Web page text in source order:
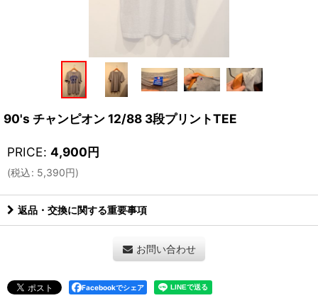
90's チャンピオン 12/88 3段プリントTEE
PRICE: 4,900円
(税込: 5,390円)
返品・交換に関する重要事項
お問い合わせ
Facebookでシェア